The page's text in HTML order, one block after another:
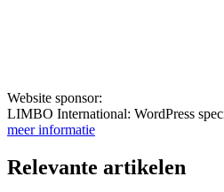
Website sponsor:
LIMBO International: WordPress
meer informatie
Relevante artikelen